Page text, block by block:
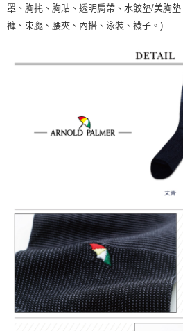
罩、胸扥、胸貼、透明肩帶、水餃墊/美胸
褲、束腿、腰夾、內搭、泳裝、襪子。)